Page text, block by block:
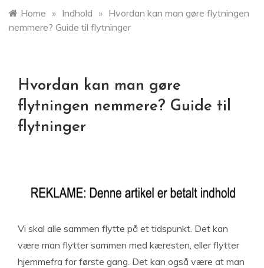
Home » Indhold » Hvordan kan man gøre flytningen
nemmere? Guide til flytninger
Hvordan kan man gøre
flytningen nemmere? Guide til
flytninger
Vi skal alle sammen flytte på et tidspunkt. Det kan
være man flytter sammen med kæresten, eller flytter
hjemmefra for første gang. Det kan også være at man